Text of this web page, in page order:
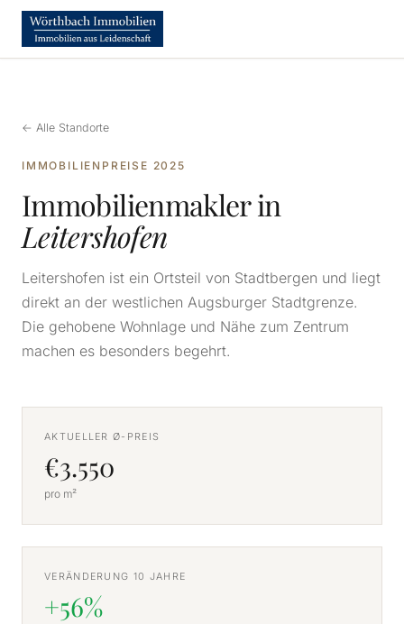
← Alle Standorte
IMMOBILIENPREISE 2025
Immobilienmakler in
Leitershofen
Leitershofen ist ein Ortsteil von Stadtbergen und liegt
direkt an der westlichen Augsburger Stadtgrenze.
Die gehobene Wohnlage und Nähe zum Zentrum
machen es besonders begehrt.
AKTUELLER Ø-PREIS
€3.550
pro m²
VERÄNDERUNG 10 JAHRE
+56%